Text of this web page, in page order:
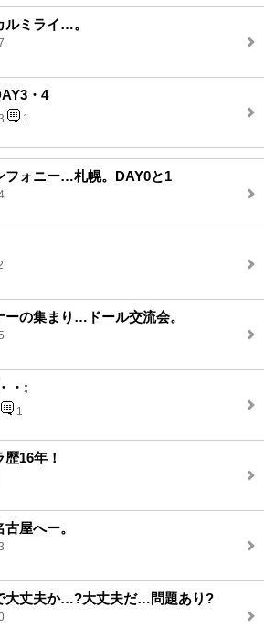
ミライ…。
・4
1
フォニー…札幌。DAY0と1
ーの集まり…ドール交流会。
・;
1
16年！
屋へー。
大丈夫か…?大丈夫だ…問題あり?